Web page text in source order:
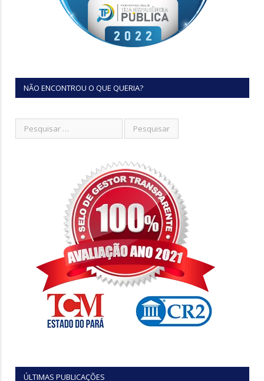
NÃO ENCONTROU O QUE QUERIA?
ÚLTIMAS PUBLICAÇÕES